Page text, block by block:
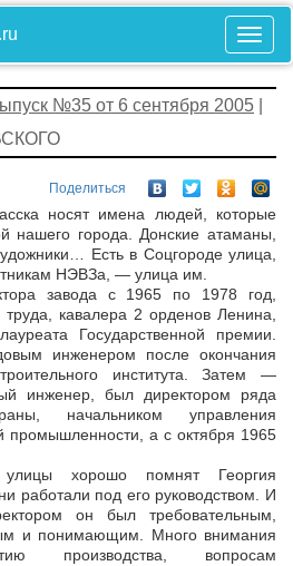
№35 от 6 сентября 2005
Поделиться
носят имена людей, которые
нашего города. Донские атаманы,
Есть в Соцгороде улица,
НЭВЗа, — улица им.
завода с 1965 по 1978 год,
труда, кавалера 2 орденов Ленина,
Государственной премии.
инженером после окончания
института. Затем —
инженер, был директором ряда
начальником управления
промышленности, а с октября 1965
хорошо помнят Георгия
работали под его руководством. И
он был требовательным,
и понимающим. Много внимания
производства, вопросам